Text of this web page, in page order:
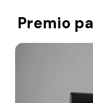
Premio